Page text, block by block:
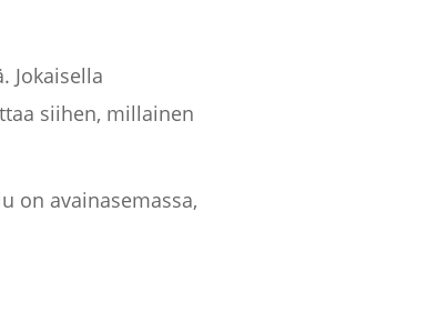
Jokaisella
siihen, millainen
on avainasemassa,